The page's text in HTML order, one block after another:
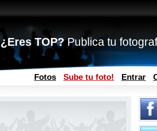
¿Eres TOP?Publica tu
Fotos Sube tu foto! Entrar